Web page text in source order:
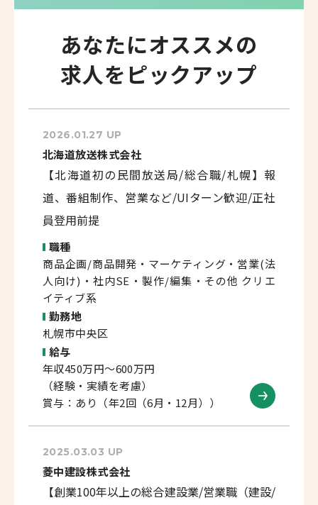
あなたにオススメの
求人をピックアップ
2026.01.27 UP
北海道放送株式会社
【北海道初の民間放送局/総合職/札幌】報
道、番組制作、営業など/UIターン歓迎/正社
員登用前提
職種
商品企画/商品開発・マーケティング・営業(法
人向け)・社内SE・製作/編集・その他 クリエ
イティブ系
勤務地
札幌市中央区
給与
年収450万円～600万円
（経験・実績を考慮）
賞与：あり（年2回（6月・12月））
2025.03.03 UP
菱中建設株式会社
【創業100年以上の総合建設業/営業職（建設/